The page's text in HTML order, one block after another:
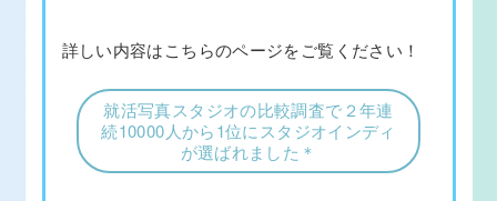
詳しい内容はこちらのページをご覧ください！
就活写真スタジオの比較調査で２年連
続10000人から1位にスタジオインディ
が選ばれました＊